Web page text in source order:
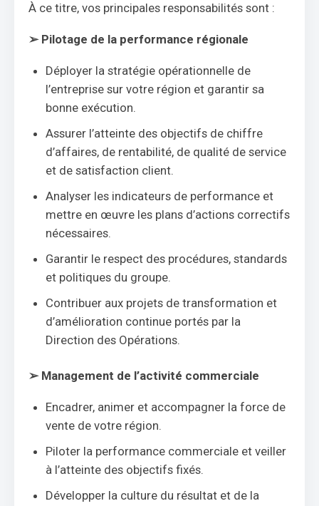
À ce titre, vos principales responsabilités sont :
➢Pilotage de la performance régionale
Déployer la stratégie opérationnelle de
l’entreprise sur votre région et garantir sa
bonne exécution.
Assurer l’atteinte des objectifs de chiffre
d’affaires, de rentabilité, de qualité de service
et de satisfaction client.
Analyser les indicateurs de performance et
mettre en œuvre les plans d’actions correctifs
nécessaires.
Garantir le respect des procédures, standards
et politiques du groupe.
Contribuer aux projets de transformation et
d’amélioration continue portés par la
Direction des Opérations.
➢Management de l’activité commerciale
Encadrer, animer et accompagner la force de
vente de votre région.
Piloter la performance commerciale et veiller
à l’atteinte des objectifs fixés.
Développer la culture du résultat et de la